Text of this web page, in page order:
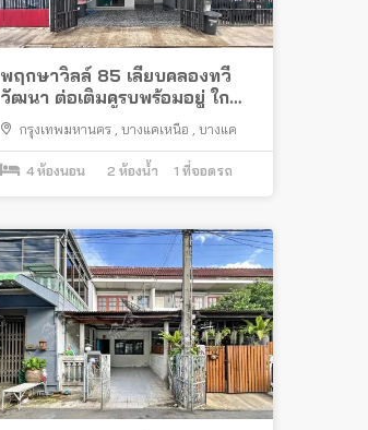
พฤกษาวิลล์ 85 เลียบคลองทวี
วัฒนา ต่อเติมครบพร้อมอยู่ ใกล้
รถไฟฟ้าสายสีน้ำเงิน “สถานีหลัก
สอง”
กรุงเทพมหานคร บางแคเหนือ บางแค
4 ห้องนอน 2 ห้องน้ำ 1 ที่จอดรถ